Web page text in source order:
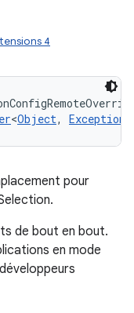
4
<Object, Exception
pour
de bout en bout.
en mode